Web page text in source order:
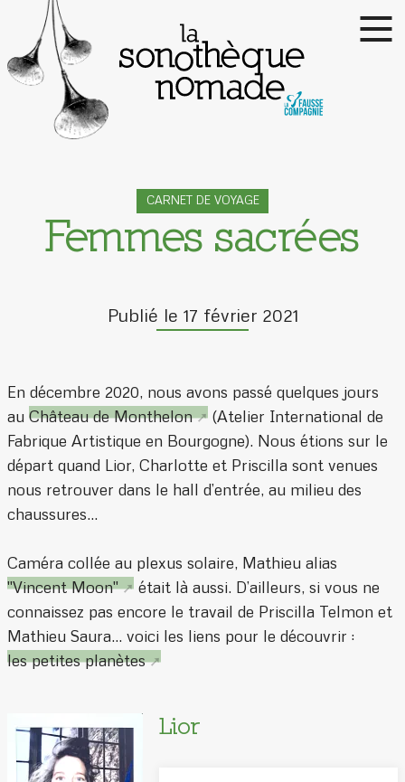
CARNET DE VOYAGE
Femmes sacrées
Publié le 17 février 2021
En décembre 2020, nous avons passé quelques jours
au Château de Monthelon
(Atelier International de
Fabrique Artistique en Bourgogne). Nous étions sur le
départ quand Lior, Charlotte et Priscilla sont venues
nous retrouver dans le hall d’entrée, au milieu des
chaussures...
Caméra collée au plexus solaire, Mathieu alias
"Vincent Moon"
était là aussi. D’ailleurs, si vous ne
connaissez pas encore le travail de Priscilla Telmon et
Mathieu Saura... voici les liens pour le découvrir :
les petites planètes
Lior